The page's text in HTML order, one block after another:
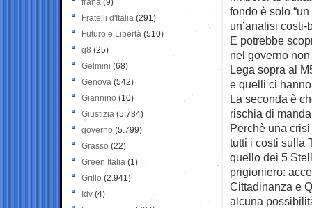
fondo è solo
un’analisi
E potrebbe
nel governo
Lega sopra al
e quelli ci
La seconda è
rischia di
Perchè una
tutti i costi sulla
quello dei 5
prigioniero:
Cittadinanza e
alcuna
frana (9)
Fratelli d'Italia (291)
Futuro e Libertà (510)
g8 (25)
Gelmini (68)
Genova (542)
Giannino (10)
Giustizia (5.784)
governo (5.799)
Grasso (22)
Green Italia (1)
Grillo (2.941)
Idv (4)